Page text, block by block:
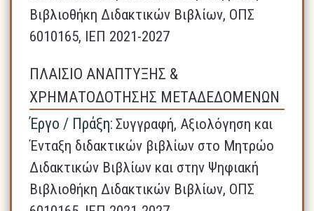
Βιβλιοθήκη Διδακτικών Βιβλίων, ΟΠΣ
6010165, ΙΕΠ 2021-2027
ΠΛΑΙΣΙΟ ΑΝΑΠΤΥΞΗΣ &
ΧΡΗΜΑΤΟΔΟΤΗΣΗΣ ΜΕΤΑΔΕΔΟΜΕΝΩΝ
Έργο / Πράξη: Συγγραφή, Αξιολόγηση και
Ένταξη διδακτικών βιβλίων στο Μητρώο
Διδακτικών Βιβλίων και στην Ψηφιακή
Βιβλιοθήκη Διδακτικών Βιβλίων, ΟΠΣ